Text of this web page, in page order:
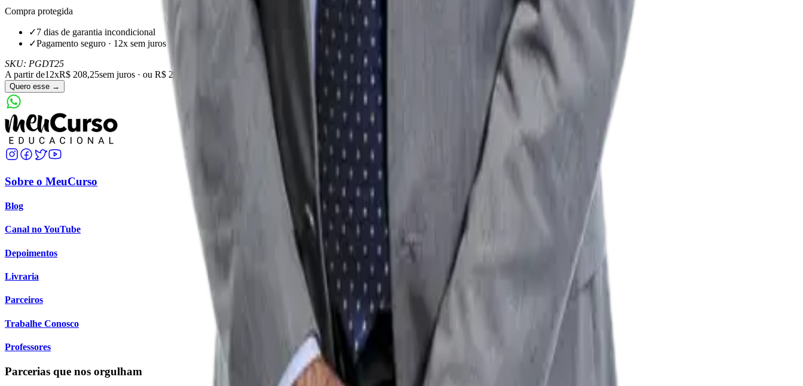
Compra protegida
✓7 dias de garantia incondicional
✓Pagamento seguro · 12x sem juros
SKU: PGDT25
A partir de12xR$ 208,25sem juros · ou R$ 2.499,00
Quero esse →
Sobre o MeuCurso
Blog
Canal no YouTube
Depoimentos
Livraria
Parceiros
Trabalhe Conosco
Professores
Parcerias que nos orgulham